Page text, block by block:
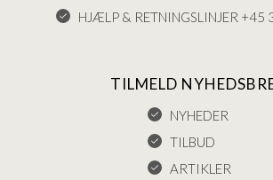
HJÆLP & RETNINGSLINJER
TILMELD
NYHEDER
TILBUD
ARTIKLER